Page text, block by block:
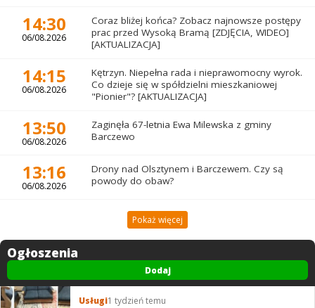
14:30
06/08.2026
Coraz bliżej końca? Zobacz najnowsze postępy
prac przed Wysoką Bramą [ZDJĘCIA, WIDEO]
[AKTUALIZACJA]
14:15
06/08.2026
Kętrzyn. Niepełna rada i nieprawomocny wyrok.
Co dzieje się w spółdzielni mieszkaniowej
"Pionier"? [AKTUALIZACJA]
13:50
06/08.2026
Zaginęła 67-letnia Ewa Milewska z gminy
Barczewo
13:16
06/08.2026
Drony nad Olsztynem i Barczewem. Czy są
powody do obaw?
Pokaż więcej
Ogłoszenia
Dodaj
Usługi1 tydzień temu